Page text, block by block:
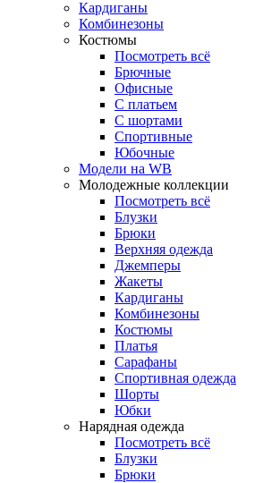
Кардиганы
Комбинезоны
Костюмы
Посмотреть всё
Брючные
Офисные
С платьем
С шортами
Спортивные
Юбочные
Модели на WB
Молодежные коллекции
Посмотреть всё
Блузки
Брюки
Верхняя одежда
Джемперы
Жакеты
Кардиганы
Комбинезоны
Костюмы
Платья
Сарафаны
Спортивная одежда
Шорты
Юбки
Нарядная одежда
Посмотреть всё
Блузки
Брюки